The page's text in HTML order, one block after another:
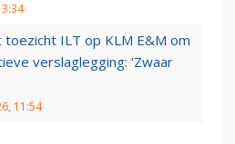
ILT op KLM E&M om
verslaglegging: ‘Zwaar
11:54